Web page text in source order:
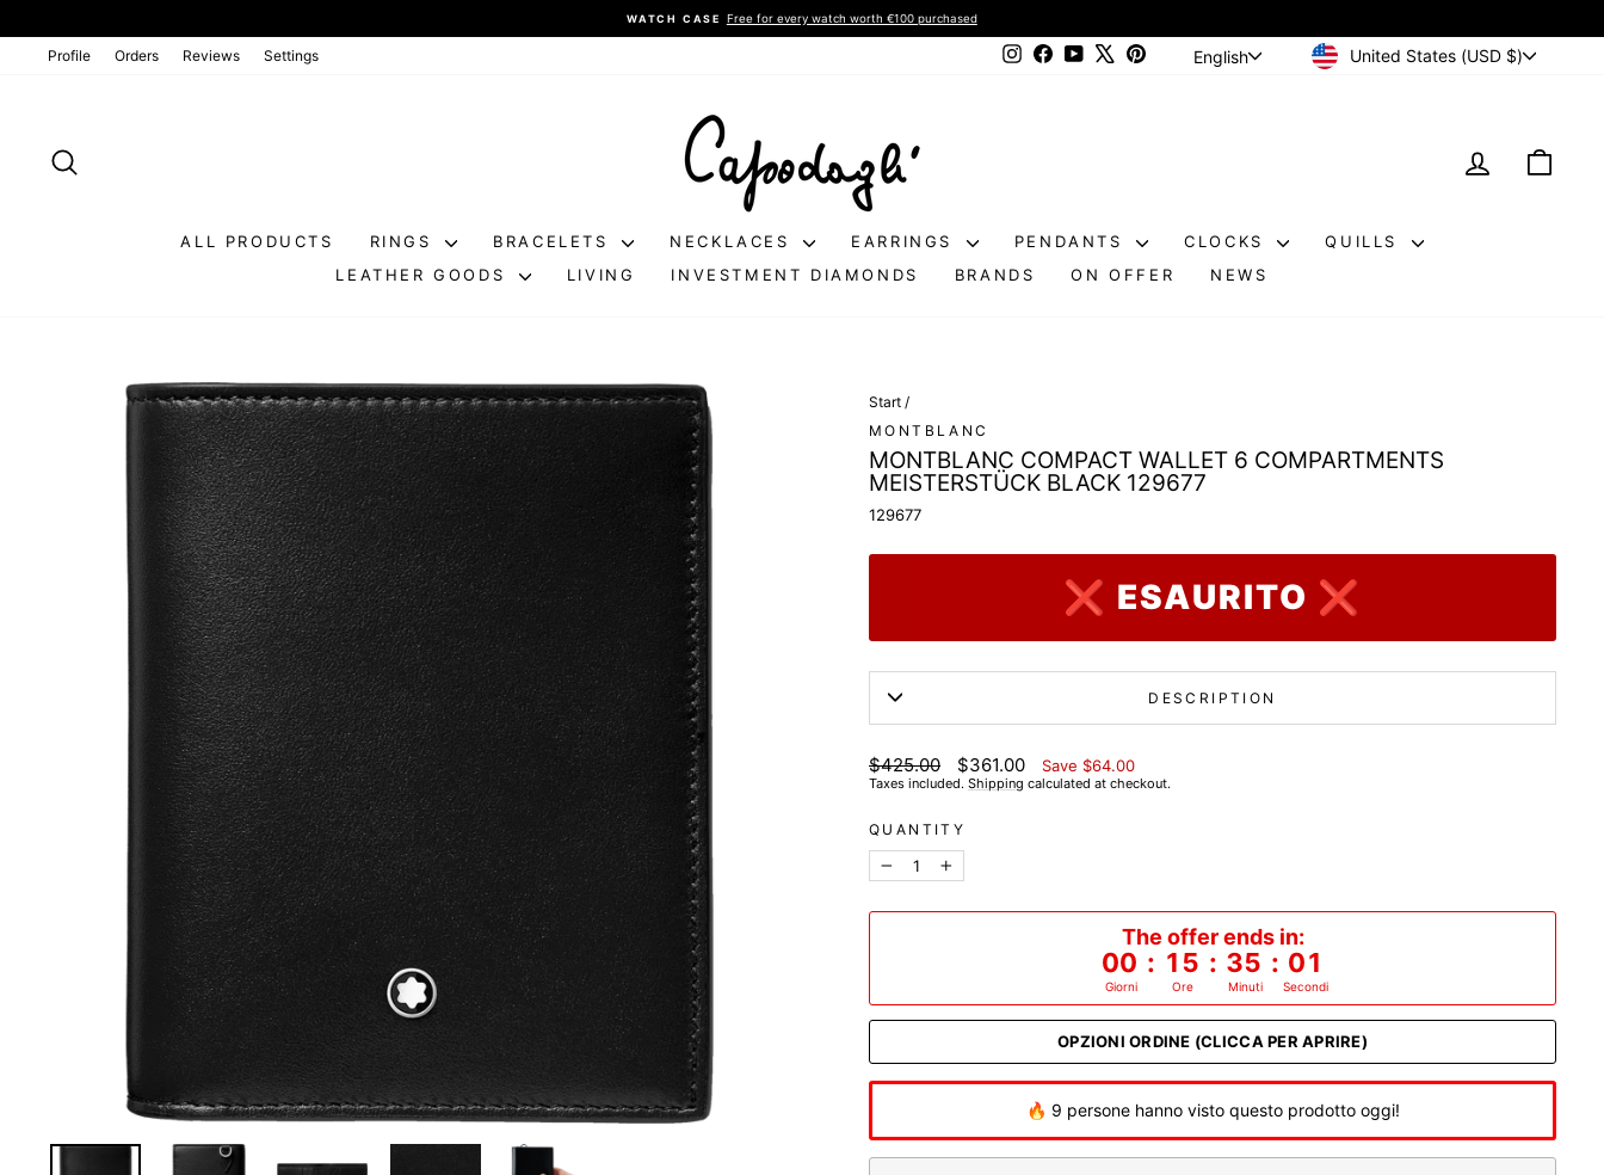
to
Pause
WATCH CASE Free for every watch worth €100 purchased
Profile Orders Reviews Settings InstagramFacebookYouTube PinterestLANGUAGE
English CURRENCY
United States (USD $)
LOG IN
ALL PRODUCTS RINGS BRACELETS NECKLACES EARRINGS PENDANTS CLOCKS
QUILLS
LEATHER GOODS
LIVING INVESTMENT DIAMONDS BRANDS ON OFFER NEWS
Start /
MONTBLANC
MONTBLANC COMPACT WALLET 6 COMPARTMENTS
MEISTERSTÜCK BLACK 129677
129677
❌ ESAURITO ❌
DESCRIPTION
List
price
$425.00
Discounted
price
$361.00 Save $64.00
Taxes included. Shipping calculated at checkout.
QUANTITY
− +
The offer ends in:
00 : 15 : 35 : 00
Giorni Ore Minuti Secondi
OPZIONI ORDINE (CLICCA PER APRIRE)
🔥 9 persone hanno visto questo prodotto oggi!